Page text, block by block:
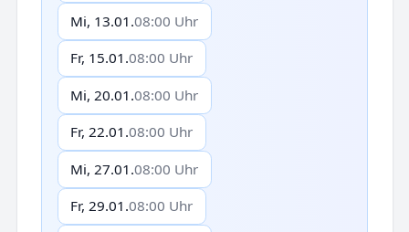
Mi, 13.01.08:00 Uhr
Fr, 15.01.08:00 Uhr
Mi, 20.01.08:00 Uhr
Fr, 22.01.08:00 Uhr
Mi, 27.01.08:00 Uhr
Fr, 29.01.08:00 Uhr